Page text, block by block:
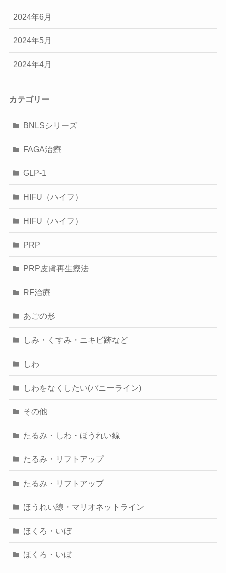
2024年6月
2024年5月
2024年4月
カテゴリー
BNLSシリーズ
FAGA治療
GLP-1
HIFU（ハイフ）
HIFU（ハイフ）
PRP
PRP皮膚再生療法
RF治療
あごの形
しみ・くすみ・ニキビ跡など
しわ
しわをなくしたい(バニーライン)
その他
たるみ・しわ・ほうれい線
たるみ・リフトアップ
たるみ・リフトアップ
ほうれい線・マリオネットライン
ほくろ・いぼ
ほくろ・いぼ